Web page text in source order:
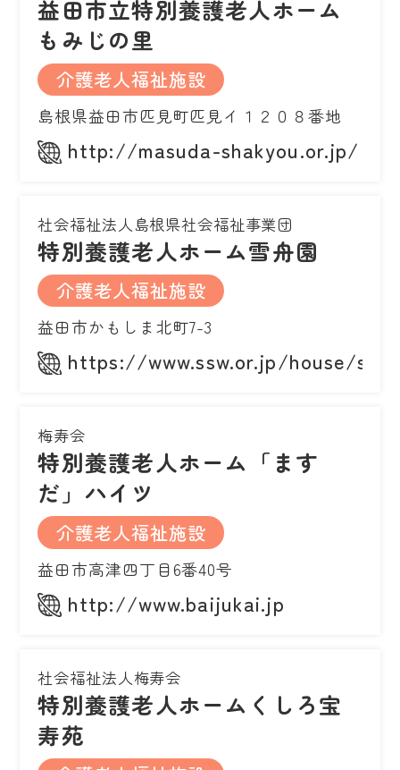
益田市立特別養護老人ホーム
もみじの里
介護老人福祉施設
島根県益田市匹見町匹見イ１２０８番地
http://masuda-shakyou.or.jp/
社会福祉法人島根県社会福祉事業団
特別養護老人ホーム雪舟園
介護老人福祉施設
益田市かもしま北町7-3
https://www.ssw.or.jp/house/
梅寿会
特別養護老人ホーム「ます
だ」ハイツ
介護老人福祉施設
益田市高津四丁目6番40号
http://www.baijukai.jp
社会福祉法人梅寿会
特別養護老人ホームくしろ宝
寿苑